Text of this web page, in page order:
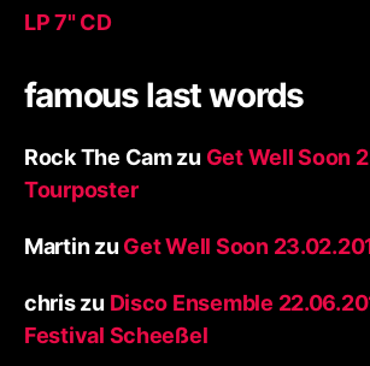
LP 7" CD
famous last words
Rock The Camzu Get Well Soon
Tourposter
Martinzu Get Well Soon
chriszu Disco Ensemble
Festival Scheeßel